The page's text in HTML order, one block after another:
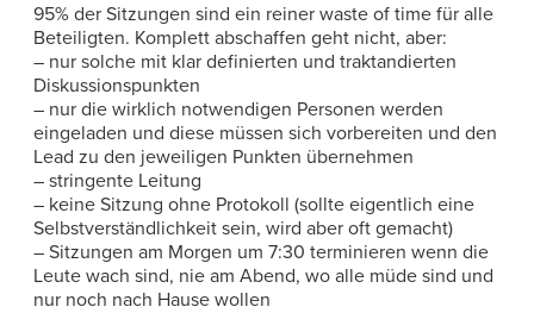
95% der Sitzungen sind ein reiner waste of time für alle
Beteiligten. Komplett abschaffen geht nicht, aber:
– nur solche mit klar definierten und traktandierten
Diskussionspunkten
– nur die wirklich notwendigen Personen werden
eingeladen und diese müssen sich vorbereiten und den
Lead zu den jeweiligen Punkten übernehmen
– stringente Leitung
– keine Sitzung ohne Protokoll (sollte eigentlich eine
Selbstverständlichkeit sein, wird aber oft gemacht)
– Sitzungen am Morgen um 7:30 terminieren wenn die
Leute wach sind, nie am Abend, wo alle müde sind und
nur noch nach Hause wollen